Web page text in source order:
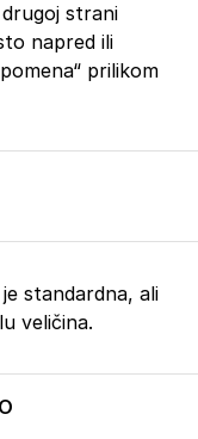
strani
napred ili
prilikom
standardna, ali
veličina.